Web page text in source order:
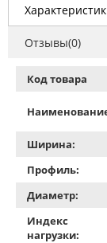
Отзывы(0)
Код товара
Ширина:
Профиль:
Диаметр:
Индекс
нагрузки: